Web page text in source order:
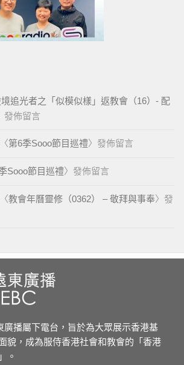
追光者之「似模似樣」返教會（16）- 配
發佈留言
第6季Sooo節目巡禮〉發佈留言
Sooo節目巡禮〉發佈留言
教會年曆靈修（0362） – 敬拜與事奉〉發
廣播屬下電台，旨於為大眾展示香港基
貌，成為服侍香港社會和教會的「香港
。